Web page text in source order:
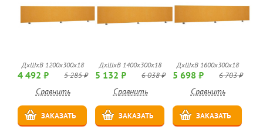
ДхШхВ 1200х300х18
4 492 ₽ 5 285 ₽
Сравнить
ЗАКАЗАТЬ
ДхШхВ 1400х300х18
5 132 ₽ 6 038 ₽
Сравнить
ЗАКАЗАТЬ
ДхШхВ 1600х300х18
5 698 ₽ 6 703 ₽
Сравнить
ЗАКАЗАТЬ